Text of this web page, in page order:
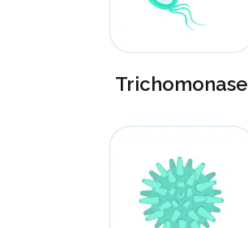
Trichomonase